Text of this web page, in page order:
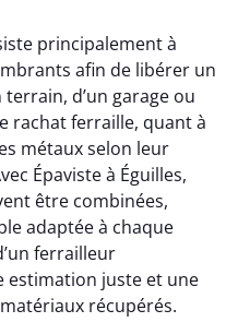
principalement à
afin de libérer un
terrain, d’un garage ou
rachat ferraille, quant à
métaux selon leur
Épaviste à Éguilles,
être combinées,
adaptée à chaque
ferrailleur
estimation juste et une
récupérés.